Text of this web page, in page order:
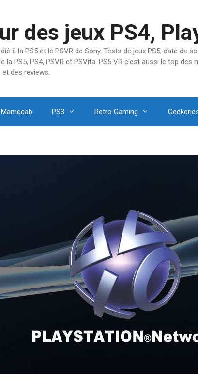
des jeux PS4,
à la PS5 et le PSVR de Sony. Tests de jeux PS5, date
la PS5, PS4, PSVR et PSVita. PS5 VR c'est aussi le top
des reviews.
Mamecab PS3 Retro Gaming